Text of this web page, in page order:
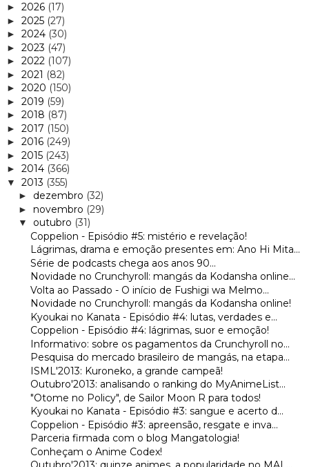
► 2026 (17)
► 2025 (27)
► 2024 (30)
► 2023 (47)
► 2022 (107)
► 2021 (82)
► 2020 (150)
► 2019 (59)
► 2018 (87)
► 2017 (150)
► 2016 (249)
► 2015 (243)
► 2014 (366)
▼ 2013 (355)
► dezembro (32)
► novembro (29)
▼ outubro (31)
Coppelion - Episódio #5: mistério e revelação!
Lágrimas, drama e emoção presentes em: Ano Hi Mita...
Série de podcasts chega aos anos 90...
Novidade no Crunchyroll: mangás da Kodansha online...
Volta ao Passado - O início de Fushigi wa Melmo...
Novidade no Crunchyroll: mangás da Kodansha online!
Kyoukai no Kanata - Episódio #4: lutas, verdades e...
Coppelion - Episódio #4: lágrimas, suor e emoção!
Informativo: sobre os pagamentos da Crunchyroll no...
Pesquisa do mercado brasileiro de mangás, na etapa...
ISML'2013: Kuroneko, a grande campeã!
Outubro'2013: analisando o ranking do MyAnimeList...
"Otome no Policy", de Sailor Moon R para todos!
Kyoukai no Kanata - Episódio #3: sangue e acerto d...
Coppelion - Episódio #3: apreensão, resgate e inva...
Parceria firmada com o blog Mangatologia!
Conheçam o Anime Codex!